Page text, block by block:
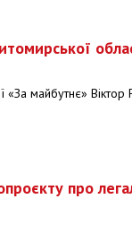
«За майбутнє»
про